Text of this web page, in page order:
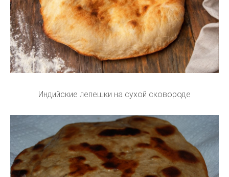
Индийские лепешки на сухой сковороде